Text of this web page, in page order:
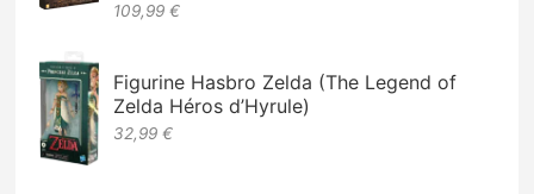
109,99 €
Figurine Hasbro Zelda (The Legend of
Zelda Héros d’Hyrule)
32,99 €